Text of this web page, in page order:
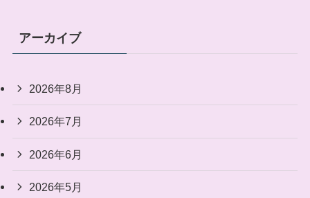
アーカイブ
2026年8月
2026年7月
2026年6月
2026年5月